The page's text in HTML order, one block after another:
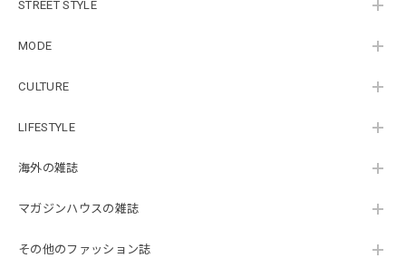
STREET STYLE
MODE
CULTURE
LIFESTYLE
海外の雑誌
マガジンハウスの雑誌
その他のファッション誌